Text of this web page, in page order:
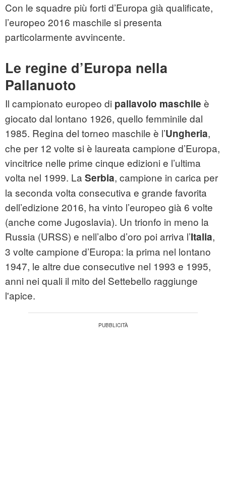
Con le squadre più forti d’Europa già qualificate,
l’europeo 2016 maschile si presenta
particolarmente avvincente.
Le regine d’Europa nella
Pallanuoto
Il campionato europeo di pallavolo maschile è
giocato dal lontano 1926, quello femminile dal
1985. Regina del torneo maschile è l’Ungheria,
che per 12 volte si è laureata campione d’Europa,
vincitrice nelle prime cinque edizioni e l’ultima
volta nel 1999. La Serbia, campione in carica per
la seconda volta consecutiva e grande favorita
dell’edizione 2016, ha vinto l’europeo già 6 volte
(anche come Jugoslavia). Un trionfo in meno la
Russia (URSS) e nell’albo d’oro poi arriva l’Italia,
3 volte campione d’Europa: la prima nel lontano
1947, le altre due consecutive nel 1993 e 1995,
anni nei quali il mito del Settebello raggiunge
l'apice.